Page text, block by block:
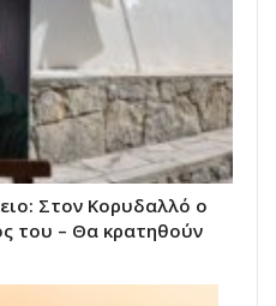
Στον Κορυδαλλό ο
του – Θα κρατηθούν